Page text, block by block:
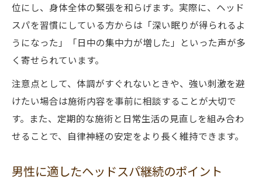
位にし、身体全体の緊張を和らげます。実際に、ヘッド
スパを習慣にしている方からは「深い眠りが得られるよ
うになった」「日中の集中力が増した」といった声が多
く寄せられています。
注意点として、体調がすぐれないときや、強い刺激を避
けたい場合は施術内容を事前に相談することが大切で
す。また、定期的な施術と日常生活の見直しを組み合わ
せることで、自律神経の安定をより長く維持できます。
男性に適したヘッドスパ継続のポイント